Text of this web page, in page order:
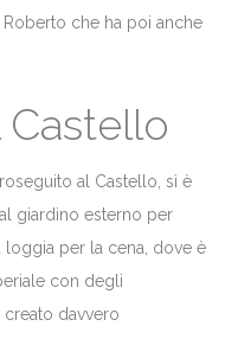
che ha poi anche
al Castello, sì è
giardino esterno per
loggia per la cena, dove è
con degli
davvero